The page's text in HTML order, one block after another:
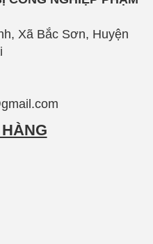
Xã Bắc Sơn, Huyện